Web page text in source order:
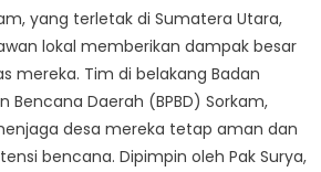
BPBD
dalam
Bencana
yang terletak di Sumatera Utara,
lokal memberikan dampak besar
mereka. Tim di belakang Badan
Bencana Daerah (BPBD) Sorkam,
desa mereka tetap aman dan
bencana. Dipimpin oleh Pak Surya,